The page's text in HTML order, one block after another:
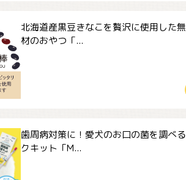
北海道産黒豆きなこを贅沢に使用した
材のおやつ「...
歯周病対策に！愛犬のお口の菌を調べ
クキット「M...